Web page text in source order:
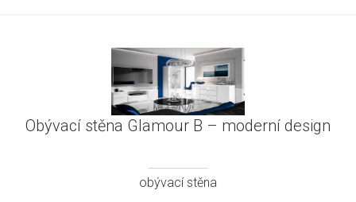
Obývací stěna Glamour B – moderní design
obývací stěna